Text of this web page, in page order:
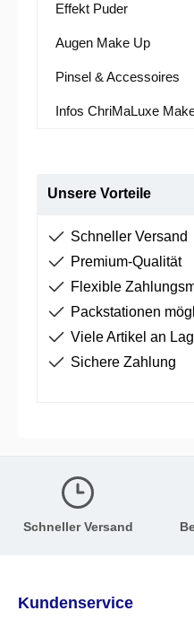
Effekt Puder
Augen Make Up
Pinsel & Accessoires
Infos ChriMaLuxe
Unsere Vorteile
Schneller Versand
Premium-Qualität
Flexible
Packstationen
Viele Artikel an
Sichere Zahlung
Schneller Versand
Kundenservice